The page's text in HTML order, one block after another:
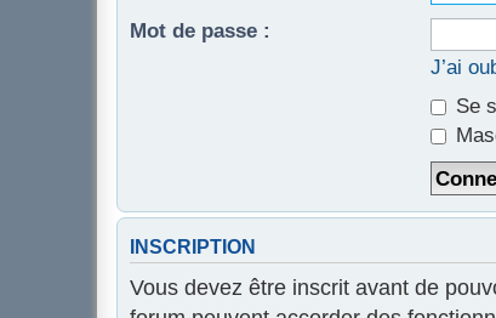
Mot de passe :
J’ai
Se
INSCRIPTION
Vous devez être inscrit avant de